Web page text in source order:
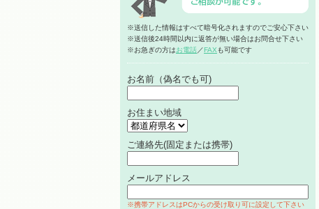
※送信した情報はすべて暗号化されますのでご安心下さい
※送信後24時間以内に返答が無い場合はお問合せ下さい
※お急ぎの方はお電話 ／FAX も可能です
お名前（偽名でも可)
お住まい地域
ご連絡先(固定または携帯)
メールアドレス
※携帯アドレスはPCからの受け取り可に設定して下さい